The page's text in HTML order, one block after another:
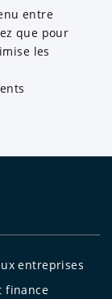
entre
que pour
les
entreprises
finance